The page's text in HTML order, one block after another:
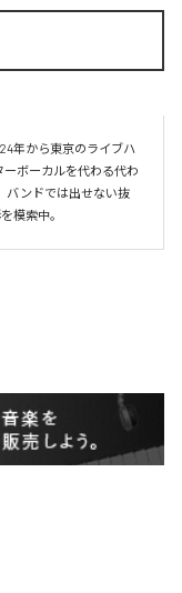
年から東京のライブハ
ボーカルを代わる代わ
バンドでは出せない抜
模索中。